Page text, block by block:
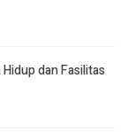
dan Fasilitas